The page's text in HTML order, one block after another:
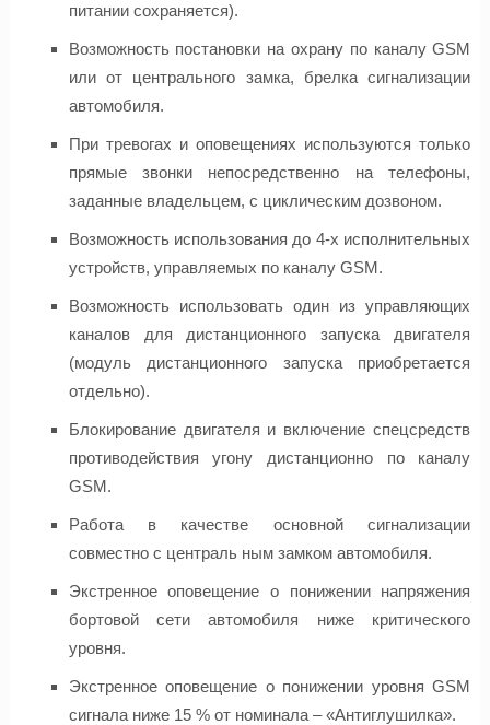
питании сохраняется).
Возможность постановки на охрану по каналу GSM
или от центрального замка, брелка сигнализации
автомобиля.
При тревогах и оповещениях используются только
прямые звонки непосредственно на телефоны,
заданные владельцем, с циклическим дозвоном.
Возможность использования до 4-х исполнительных
устройств, управляемых по каналу GSM.
Возможность использовать один из управляющих
каналов для дистанционного запуска двигателя
(модуль дистанционного запуска приобретается
отдельно).
Блокирование двигателя и включение спецсредств
противодействия угону дистанционно по каналу
GSM.
Работа в качестве основной сигнализации
совместно с централь ным замком автомобиля.
Экстренное оповещение о понижении напряжения
бортовой сети автомобиля ниже критического
уровня.
Экстренное оповещение о понижении уровня GSM
сигнала ниже 15 % от номинала – «Антиглушилка».